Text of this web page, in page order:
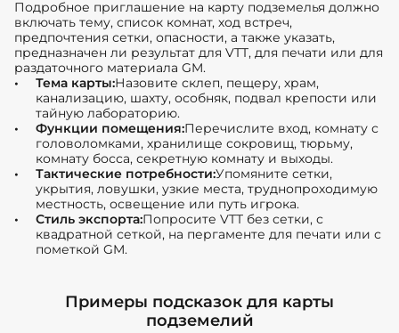
Подробное приглашение на карту подземелья должно
включать тему, список комнат, ход встреч,
предпочтения сетки, опасности, а также указать,
предназначен ли результат для VTT, для печати или для
раздаточного материала GM.
Тема карты:Назовите склеп, пещеру, храм,
канализацию, шахту, особняк, подвал крепости или
тайную лабораторию.
Функции помещения:Перечислите вход, комнату с
головоломками, хранилище сокровищ, тюрьму,
комнату босса, секретную комнату и выходы.
Тактические потребности:Упомяните сетки,
укрытия, ловушки, узкие места, труднопроходимую
местность, освещение или путь игрока.
Стиль экспорта:Попросите VTT без сетки, с
квадратной сеткой, на пергаменте для печати или с
пометкой GM.
Примеры подсказок для карты
подземелий